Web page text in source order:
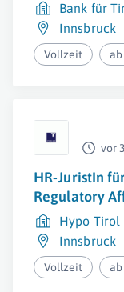
Bank für
Innsbruck
Vollzeit ab
vor
HR-JuristIn
Regulatory
Hypo Tirol
Innsbruck
Vollzeit ab